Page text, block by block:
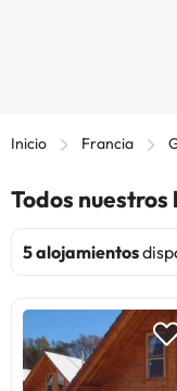
Inicio Francia
Todos
5 alojamientos